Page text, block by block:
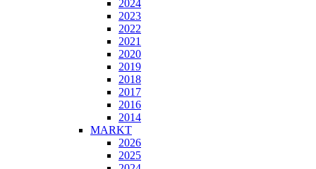
2024
2023
2022
2021
2020
2019
2018
2017
2016
2014
MARKT
2026
2025